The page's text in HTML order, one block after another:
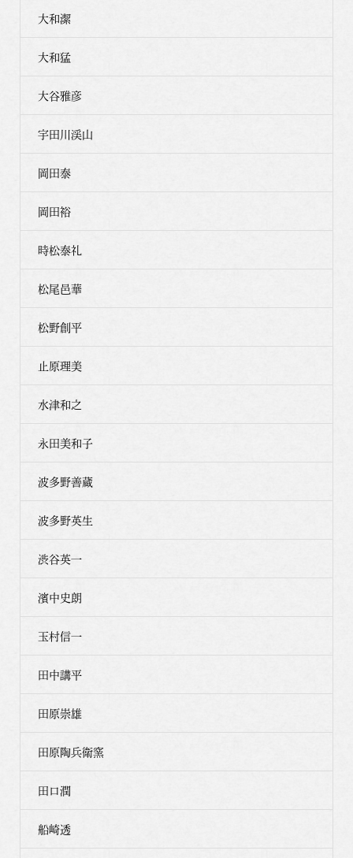
大和潔
大和猛
大谷雅彦
宇田川渓山
岡田泰
岡田裕
時松泰礼
松尾邑華
松野創平
止原理美
水津和之
永田美和子
波多野善蔵
波多野英生
渋谷英一
濱中史朗
玉村信一
田中講平
田原崇雄
田原陶兵衛窯
田口潤
船崎透